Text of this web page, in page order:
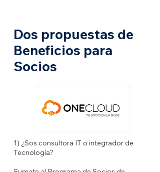
Dos propuestas de
Beneficios para
Socios
1) ¿Sos consultora IT o integrador de
Tecnología?